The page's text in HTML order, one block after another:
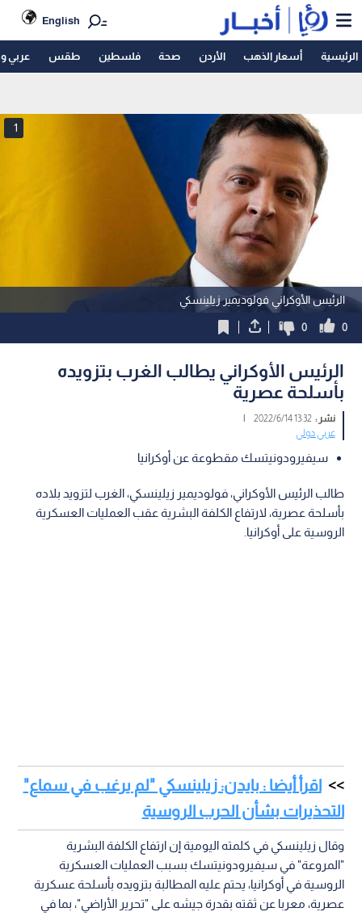
English
الرئيسية أسعار الذهب الأردن صحة فلسطين طقس عربي
الرئيس الأوكراني فولوديمير زيلينسكي
1
0
0
الرئيس الأوكراني يطالب الغرب بتزويده
بأسلحة عصرية
نشر :13:32 2022/6/14
|
عربي دولي
سيفيرودونيتسك مقطوعة عن أوكرانيا
طالب الرئيس الأوكراني، فولوديمير زيلينسكي، الغرب لتزويد بلاده
بأسلحة عصرية، لارتفاع الكلفة البشرية عقب العمليات العسكرية
الروسية على أوكرانيا.
اقرأ أيضا : بايدن: زيلينسكي "لم يرغب في سماع"
التحذيرات بشأن الحرب الروسية
وقال زيلينسكي في كلمته اليومية إن ارتفاع الكلفة البشرية
"المروعة" في سيفيرودونيتسك بسبب العمليات العسكرية
الروسية في أوكرانيا، يحتم عليه المطالبة بتزويده بأسلحة عسكرية
عصرية، معربا عن ثقته بقدرة جيشه على "تحرير الأراضي"، بما في